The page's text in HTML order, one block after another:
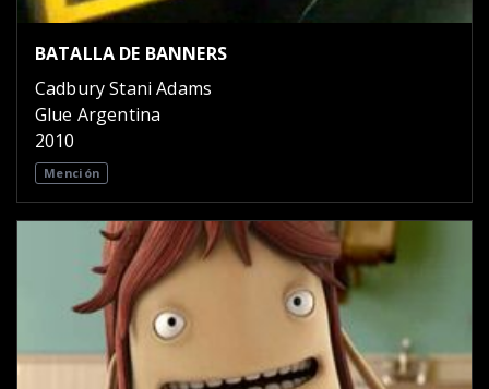
BATALLA DE BANNERS
Cadbury Stani Adams
Glue Argentina
2010
Mención